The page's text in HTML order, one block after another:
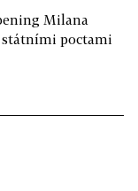
Milana
státními poctami